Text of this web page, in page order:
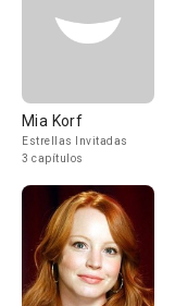
Mia Korf
Estrellas Invitadas
3 capítulos